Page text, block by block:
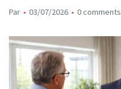
Par 03/07/2026 0 comments